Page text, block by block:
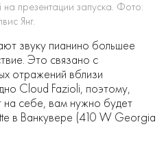
презентации запуска. Фото:
Янг.
звуку пианино большее
Это связано с
отражений вблизи
Cloud Fazioli, поэтому,
на себе, вам нужно будет
в Ванкувере (410 W Georgia